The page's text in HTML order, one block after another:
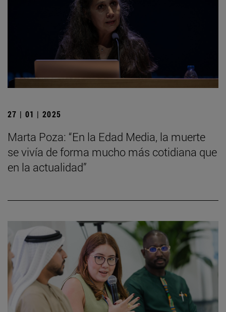
27 | 01 | 2025
Marta Poza: “En la Edad Media, la muerte
se vivía de forma mucho más cotidiana que
en la actualidad”